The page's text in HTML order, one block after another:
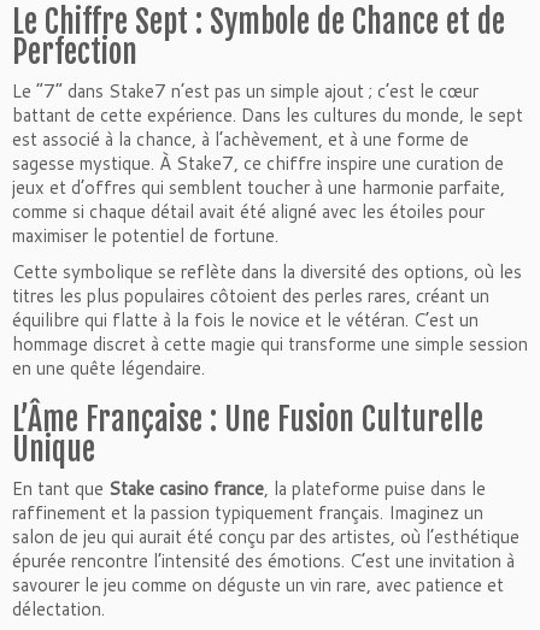
Le Chiffre Sept : Symbole de Chance et de
Perfection
Le “7” dans Stake7 n’est pas un simple ajout ; c’est le cœur
battant de cette expérience. Dans les cultures du monde, le sept
est associé à la chance, à l’achèvement, et à une forme de
sagesse mystique. À Stake7, ce chiffre inspire une curation de
jeux et d’offres qui semblent toucher à une harmonie parfaite,
comme si chaque détail avait été aligné avec les étoiles pour
maximiser le potentiel de fortune.
Cette symbolique se reflète dans la diversité des options, où les
titres les plus populaires côtoient des perles rares, créant un
équilibre qui flatte à la fois le novice et le vétéran. C’est un
hommage discret à cette magie qui transforme une simple session
en une quête légendaire.
L’Âme Française : Une Fusion Culturelle
Unique
En tant que Stake casino france, la plateforme puise dans le
raffinement et la passion typiquement français. Imaginez un
salon de jeu qui aurait été conçu par des artistes, où l’esthétique
épurée rencontre l’intensité des émotions. C’est une invitation à
savourer le jeu comme on déguste un vin rare, avec patience et
délectation.